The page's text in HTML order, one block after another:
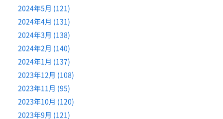
2024年5月 (121)
2024年4月 (131)
2024年3月 (138)
2024年2月 (140)
2024年1月 (137)
2023年12月 (108)
2023年11月 (95)
2023年10月 (120)
2023年9月 (121)